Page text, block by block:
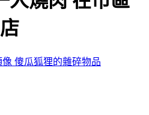
傻瓜狐狸的雜碎物品